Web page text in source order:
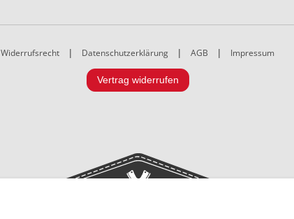
Widerrufsrecht | Datenschutzerklärung | AGB | Impressum
Vertrag widerrufen